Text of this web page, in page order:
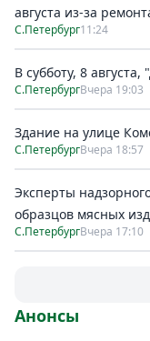
августа из-за
С.Петербург11:24
В субботу, 8
С.ПетербургВчера 19:03
Здание на улице
С.ПетербургВчера 18:57
Эксперты
образцов мясных
С.ПетербургВчера 17:10
Анонсы